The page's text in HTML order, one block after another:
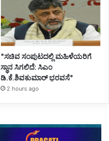
*ಸಚಿವ ಸಂಪುಟದಲ್ಲಿ ಮಹಿಳೆಯರಿಗೆ
ಸ್ಥಾನ ಸಿಗಲಿದೆ: ಸಿಎಂ
ಡಿ.ಕೆ.ಶಿವಕುಮಾರ್ ಭರವಸೆ*
2 hours ago